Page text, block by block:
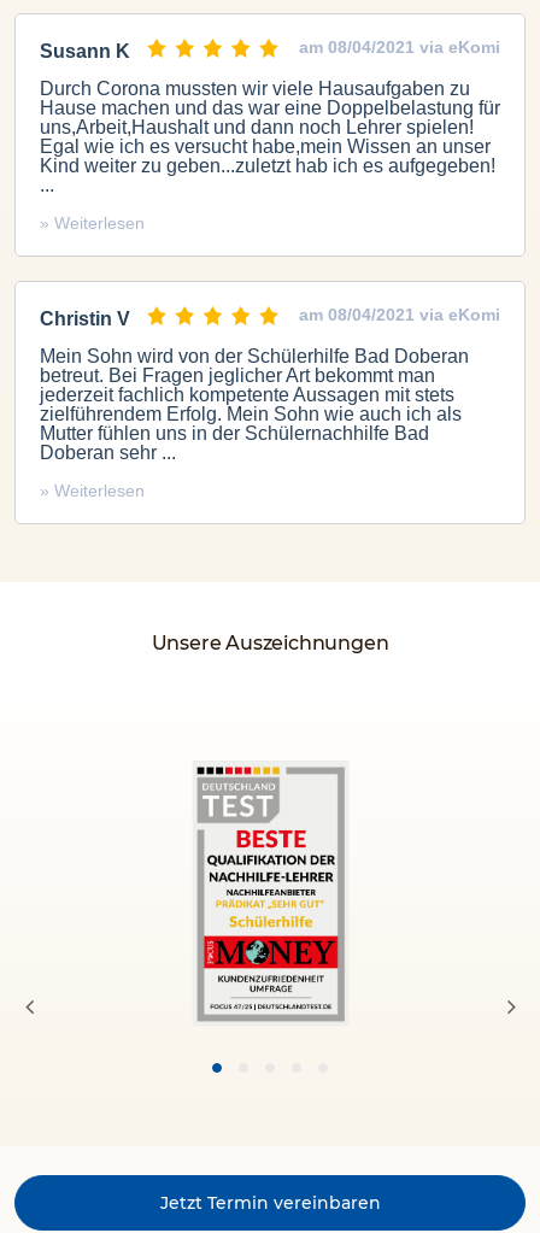
Susann K am 08/04/2021 via eKomi
Durch Corona mussten wir viele Hausaufgaben zu
Hause machen und das war eine Doppelbelastung für
uns,Arbeit,Haushalt und dann noch Lehrer spielen!
Egal wie ich es versucht habe,mein Wissen an unser
Kind weiter zu geben...zuletzt hab ich es aufgegeben!
...
» Weiterlesen
Christin V am 08/04/2021 via eKomi
Mein Sohn wird von der Schülerhilfe Bad Doberan
betreut. Bei Fragen jeglicher Art bekommt man
jederzeit fachlich kompetente Aussagen mit stets
zielführendem Erfolg. Mein Sohn wie auch ich als
Mutter fühlen uns in der Schülernachhilfe Bad
Doberan sehr ...
» Weiterlesen
Unsere Auszeichnungen
Jetzt Termin vereinbaren